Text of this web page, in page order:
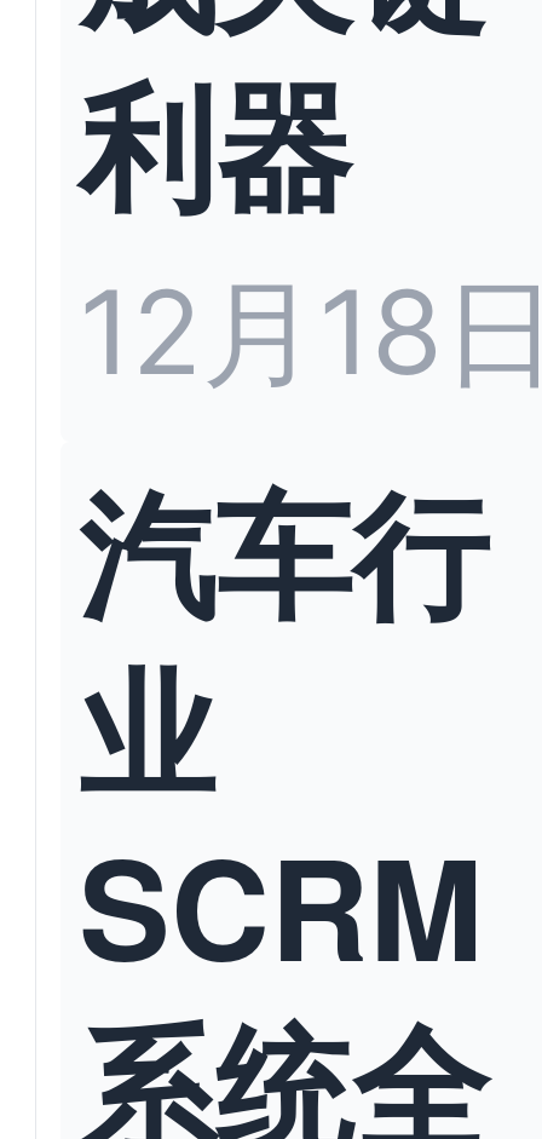
利器
12月18
汽车行
业
SCRM
系统全